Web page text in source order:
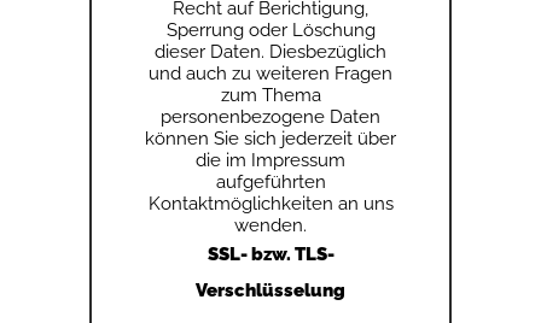
Recht auf Berichtigung,
Sperrung oder Löschung
dieser Daten. Diesbezüglich
und auch zu weiteren Fragen
zum Thema
personenbezogene Daten
können Sie sich jederzeit über
die im Impressum
aufgeführten
Kontaktmöglichkeiten an uns
wenden.
SSL- bzw. TLS-
Verschlüsselung